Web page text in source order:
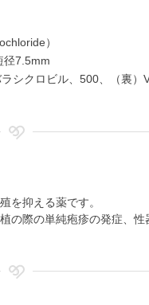
）
径7.5mm
シクロビル、500、（裏
を抑える薬です。
の際の単純疱疹の発症、